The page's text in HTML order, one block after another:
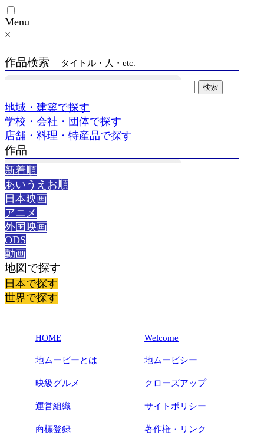
Menu
×
作品検索 タイトル・人・etc.
地域・建築で探す
学校・会社・団体で探す
店舗・料理・特産品で探す
作品
新着順
あいうえお順
日本映画
アニメ
外国映画
ODS
動画
地図で探す
日本で探す
世界で探す
HOME Welcome
地ムービーとは 地ムービシー
映級グルメ クローズアップ
運営組織 サイトポリシー
商標登録 著作権・リンク